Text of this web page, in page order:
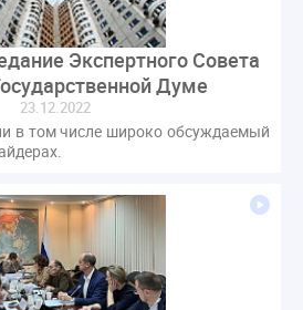
Казань
Общественная палата
данные ЕГРН
лицензирование надзор
Сотрудничество
ЖКХ
законопроект
инициатива
ЖКХ
контроль
обсуждение
Экспертного Совета
Думе
23.12.2022
в том числе широко обсуждаемый